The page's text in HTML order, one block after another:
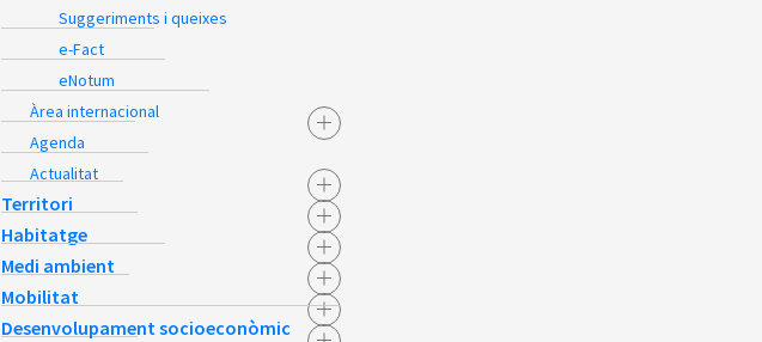
Suggeriments i queixes
e-Fact
eNotum
Àrea internacional
Agenda
Actualitat
Territori
Habitatge
Medi ambient
Mobilitat
Desenvolupament socioeconòmic